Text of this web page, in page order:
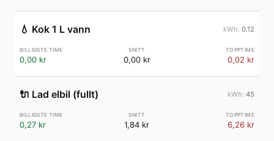
💧 Kok 1 L vann 0.12
0,00 kr 0,00 kr 0,02 kr
🔌 Lad elbil (fullt) 45
0,27 kr 1,84 kr 6,26 kr